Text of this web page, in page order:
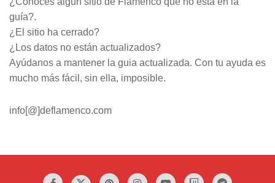
guía?.
¿El sitio ha cerrado?
¿Los datos no están actualizados?
Ayúdanos a mantener la guia actualizada. Con tu ayuda es
mucho más fácil, sin ella, imposible.
info[@]deflamenco.com